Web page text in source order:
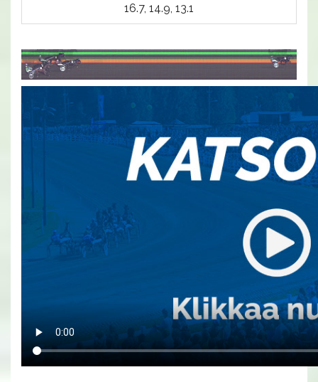
16.7, 14.9, 13.1